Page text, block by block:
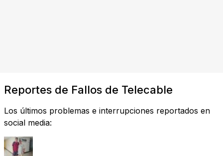
Reportes de Fallos de Telecable
Los últimos problemas e interrupciones reportados en
social media: